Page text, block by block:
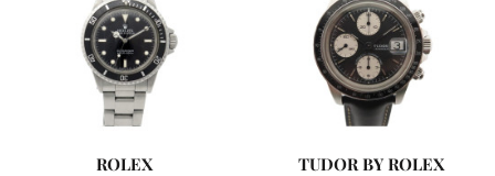
ROLEX TUDOR BY ROLEX